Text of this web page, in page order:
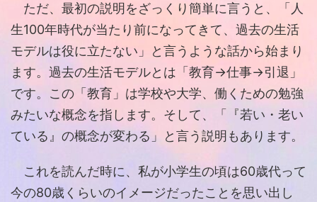
ただ、最初の説明をざっくり簡単に言うと、「人
生100年時代が当たり前になってきて、過去の生活
モデルは役に立たない」と言うような話から始まり
ます。過去の生活モデルとは「教育→仕事→引退」
です。この「教育」は学校や大学、働くための勉強
みたいな概念を指します。そして、「『若い・老い
ている』の概念が変わる」と言う説明もあります。
これを読んだ時に、私が小学生の頃は60歳代って
今の80歳くらいのイメージだったことを思い出し